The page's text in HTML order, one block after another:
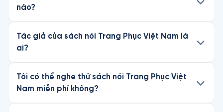
nào?
Tác giả của sách nói Trang Phục Việt Nam là
ai?
Tôi có thể nghe thử sách nói Trang Phục Việt
Nam miễn phí không?